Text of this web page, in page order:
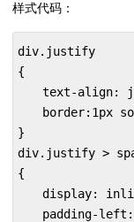
样式代码：
div.justify
{
text-align:
border:1px
}
div.justify >
{
display:
padding-left: